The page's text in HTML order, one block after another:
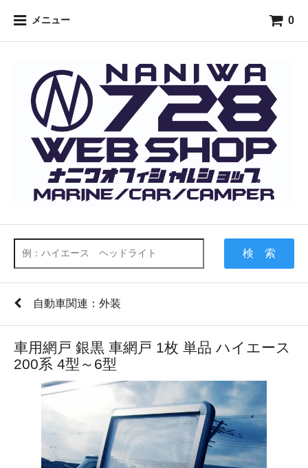
メニュー 0
検 索
自動車関連：外装
車用網戸 銀黒 車網戸 1枚 単品 ハイエース
200系 4型～6型